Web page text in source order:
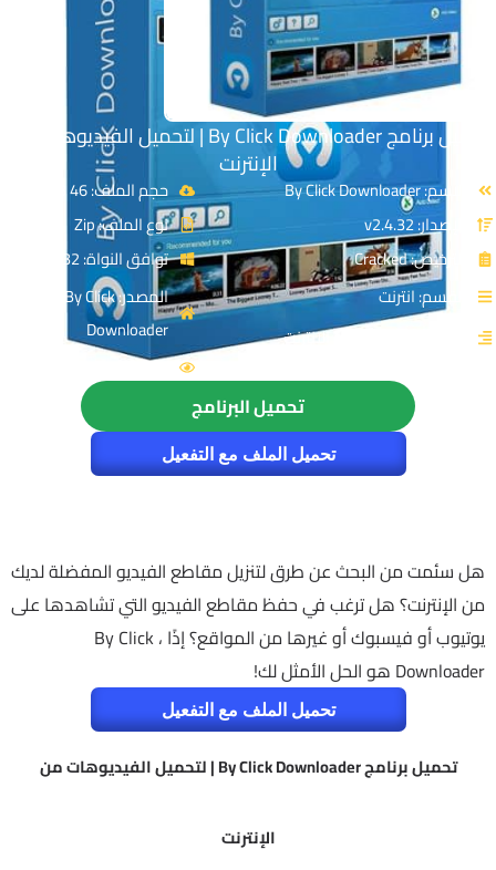
تحميل برنامج By Click Downloader | لتحميل الفيديوهات من
الإنترنت
الاسم: By Click Downloader
الإصدار: v2.4.32
الترخيص: Cracked
القسم: انترنت
التصنيف: التحميل من الانترنت
حجم الملف: 46 MB
نوع الملف: Zip
توافق النواة: 32 & 64-Bit
المصدر: By Click
Downloader
الزيارات : 1642
تحميل البرنامج
تحميل الملف مع التفعيل
هل سئمت من البحث عن طرق لتنزيل مقاطع الفيديو المفضلة لديك
من الإنترنت؟ هل ترغب في حفظ مقاطع الفيديو التي تشاهدها على
يوتيوب أو فيسبوك أو غيرها من المواقع؟ إذًا ، By Click
Downloader هو الحل الأمثل لك!
تحميل الملف مع التفعيل
تحميل برنامج By Click Downloader | لتحميل الفيديوهات من
الإنترنت